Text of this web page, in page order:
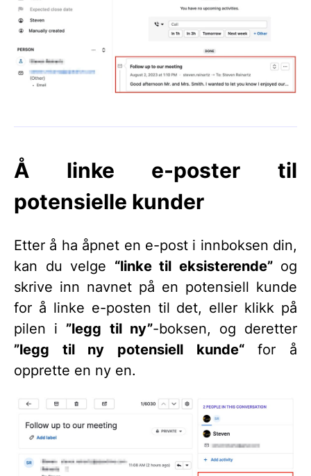
Å linke e-poster til
potensielle kunder
Etter å ha åpnet en e-post i innboksen din,
kan du velge “linke til eksisterende”og
skrive inn navnet på en potensiell kunde
for å linke e-posten til det, eller klikk på
pilen i”legg til ny”-boksen, og deretter
”legg til ny potensiell kunde“for å
opprette en ny en.